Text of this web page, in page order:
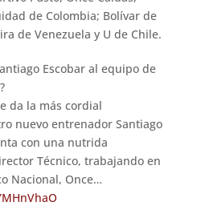
de Colombia; Bolívar de
de Venezuela y U de Chile.
Escobar al equipo de
da la más cordial
nuevo entrenador Santiago
con una nutrida
Técnico, trabajando en
Nacional, Once…